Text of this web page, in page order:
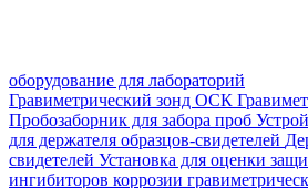
оборудование для лабораторий
Гравиметрический зонд ОСК
Пробозаборник для забора проб
для держателя образцов-свидетелей
свидетелей Установка для оценки
ингибиторов коррозии